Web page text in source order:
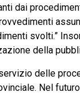
dai
svolti.”
della
delle
Nel